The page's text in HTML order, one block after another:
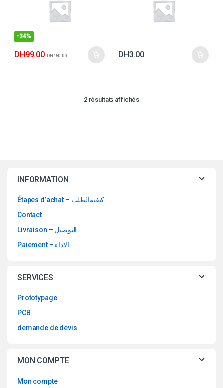
-34%
DH99.00 DH150.00 DH3.00
2 résultats affichés
INFORMATION
Étapes d’achat – كيفيةالطلب
Contact
Livraison – التوصيل
Paiement – الاداء
SERVICES
Prototypage
PCB
demande de devis
MON COMPTE
Mon compte